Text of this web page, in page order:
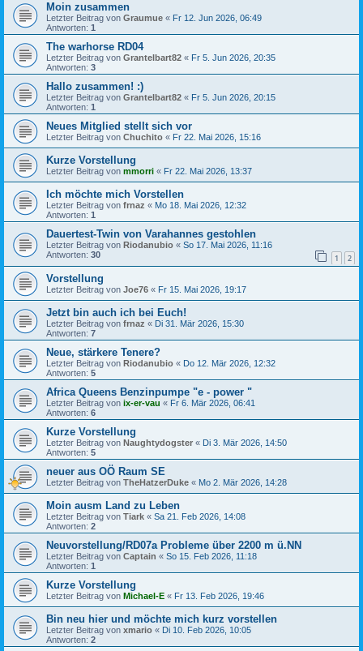
Moin zusammen
Letzter Beitrag von Graumue « Fr 12. Jun 2026, 06:49
Antworten: 1
The warhorse RD04
Letzter Beitrag von Grantelbart82 « Fr 5. Jun 2026, 20:35
Antworten: 3
Hallo zusammen! :)
Letzter Beitrag von Grantelbart82 « Fr 5. Jun 2026, 20:15
Antworten: 1
Neues Mitglied stellt sich vor
Letzter Beitrag von Chuchito « Fr 22. Mai 2026, 15:16
Kurze Vorstellung
Letzter Beitrag von mmorri « Fr 22. Mai 2026, 13:37
Ich möchte mich Vorstellen
Letzter Beitrag von frnaz « Mo 18. Mai 2026, 12:32
Antworten: 1
Dauertest-Twin von Varahannes gestohlen
Letzter Beitrag von Riodanubio « So 17. Mai 2026, 11:16
Antworten: 30 1 2
Vorstellung
Letzter Beitrag von Joe76 « Fr 15. Mai 2026, 19:17
Jetzt bin auch ich bei Euch!
Letzter Beitrag von frnaz « Di 31. Mär 2026, 15:30
Antworten: 7
Neue, stärkere Tenere?
Letzter Beitrag von Riodanubio « Do 12. Mär 2026, 12:32
Antworten: 5
Africa Queens Benzinpumpe "e - power "
Letzter Beitrag von ix-er-vau « Fr 6. Mär 2026, 06:41
Antworten: 6
Kurze Vorstellung
Letzter Beitrag von Naughtydogster « Di 3. Mär 2026, 14:50
Antworten: 5
neuer aus OÖ Raum SE
Letzter Beitrag von TheHatzerDuke « Mo 2. Mär 2026, 14:28
Moin ausm Land zu Leben
Letzter Beitrag von Tiark « Sa 21. Feb 2026, 14:08
Antworten: 2
Neuvorstellung/RD07a Probleme über 2200 m ü.NN
Letzter Beitrag von Captain « So 15. Feb 2026, 11:18
Antworten: 1
Kurze Vorstellung
Letzter Beitrag von Michael-E « Fr 13. Feb 2026, 19:46
Bin neu hier und möchte mich kurz vorstellen
Letzter Beitrag von xmario « Di 10. Feb 2026, 10:05
Antworten: 2